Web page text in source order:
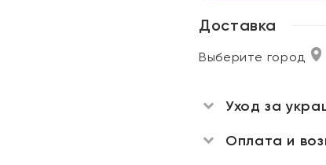
Доставка
Выберите город
Уход за
Оплата и